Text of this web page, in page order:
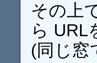
その上
ら URL
(同じ窓